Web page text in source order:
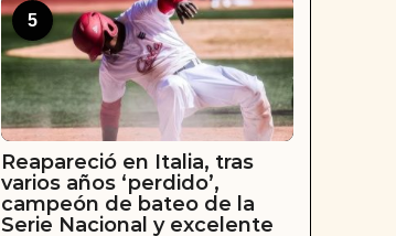
5
Reapareció en Italia, tras
varios años ‘perdido’,
campeón de bateo de la
Serie Nacional y excelente